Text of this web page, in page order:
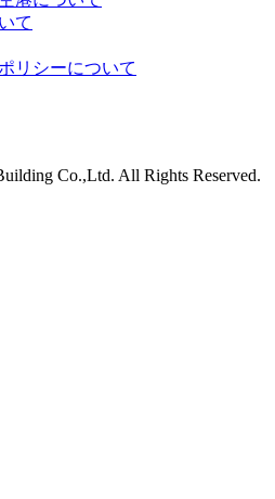
て
リシーについて
Co.,Ltd. All Rights Reserved.